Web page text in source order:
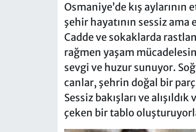
Osmaniye’de kış
şehir hayatının sessiz ama
Cadde ve sokaklarda
rağmen yaşam
sevgi ve huzur sunuyor.
canlar, şehrin doğal bir
Sessiz bakışları ve
çeken bir tablo